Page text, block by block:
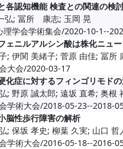
各認知機能 検査との関連の検
弘; 冨所 康志; 玉岡 晃
理学会学術集会/2020-10-1--
ェニルアルシン酸は株化ニュ
; 伊関 美緒子; 菅原 由佳; 冨所
大会/2020-03-17
化症に対するフィンゴリモド
; 野原 誠太郎; 遠坂 直希; 奥根
学術大会/2018-05-23--2018-
脳性歩行障害の解析
; 保坂 孝史; 柳葉 久実; 山口
学術大会/2016-05-18--2016-